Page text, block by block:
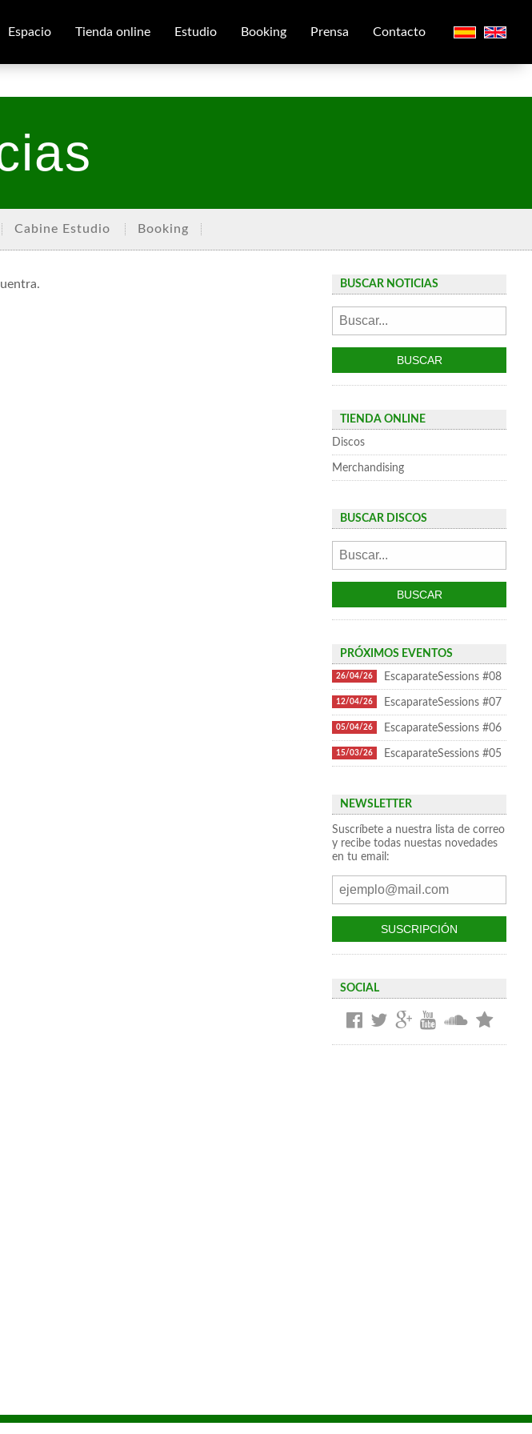
Espacio Tienda online Estudio Booking Prensa Contacto
Cabine Estudio Booking
BUSCAR NOTICIAS
TIENDA ONLINE
Discos
Merchandising
BUSCAR DISCOS
PRÓXIMOS EVENTOS
26/04/26 EscaparateSessions #08
12/04/26 EscaparateSessions #07
05/04/26 EscaparateSessions #06
15/03/26 EscaparateSessions #05
NEWSLETTER
Suscríbete a nuestra lista de correo
y recibe todas nuestas novedades
en tu email:
SOCIAL